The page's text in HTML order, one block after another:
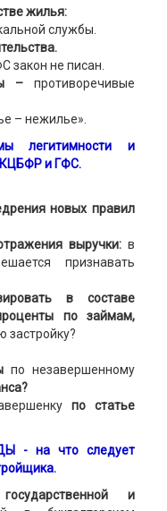
жилья:
службы.
закон не писан.
– противоречивые
– нежилье».
легитимности и
и ГФС.
новых правил
выручки:в
признавать
в составе
по займам,
застройку?
по незавершенному
по статье
- на что следует
и